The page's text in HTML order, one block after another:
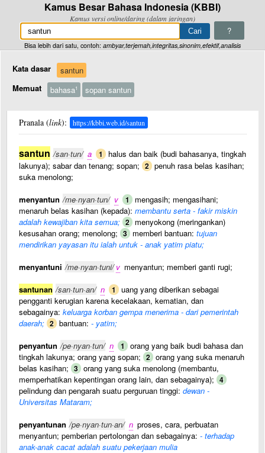
Kamus Besar Bahasa Indonesia (KBBI)
Kamus versi online/daring (dalam jaringan)
?
Bisa lebih dari satu, contoh: ambyar,terjemah,integritas,sinonim,efektif,analisis
Kata dasar
santun
Memuat
bahasa1 sopan santun
Pranala (link): https://kbbi.web.id/santun
santun /san·tun/ a 1
halus dan baik (budi bahasanya, tingkah
lakunya); sabar dan tenang; sopan; 2 penuh rasa belas kasihan;
suka menolong;
menyantun /me·nyan·tun/ v 1
mengasih; mengasihani;
menaruh belas kasihan (kepada): membantu serta - fakir miskin
adalah kewajiban kita semua; 2 menyokong (meringankan)
kesusahan orang; menolong; 3 memberi bantuan: tujuan
mendirikan yayasan itu ialah untuk - anak yatim piatu;
menyantuni /me·nyan·tuni/ v menyantun; memberi ganti rugi;
santunan /san·tun·an/ n 1 uang yang diberikan sebagai
pengganti kerugian karena kecelakaan, kematian, dan
sebagainya: keluarga korban gempa menerima - dari pemerintah
daerah; 2 bantuan: - yatim;
penyantun /pe·nyan·tun/ n 1 orang yang baik budi bahasa dan
tingkah lakunya; orang yang sopan; 2 orang yang suka menaruh
belas kasihan; 3 orang yang suka menolong (membantu,
memperhatikan kepentingan orang lain, dan sebagainya); 4
pelindung dan pengarah suatu perguruan tinggi: dewan -
Universitas Mataram;
penyantunan /pe·nyan·tun·an/ n proses, cara, perbuatan
menyantun; pemberian pertolongan dan sebagainya: - terhadap
anak-anak cacat adalah suatu pekerjaan mulia